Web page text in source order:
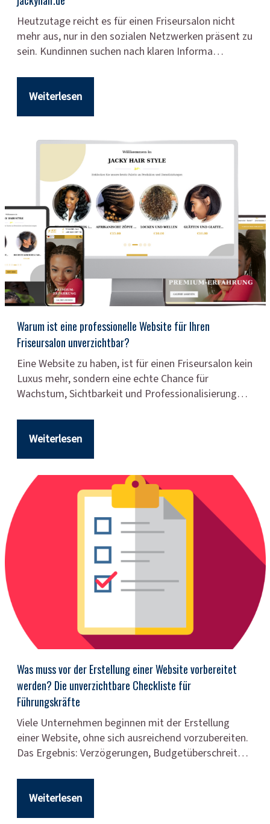
Heutzutage reicht es für einen Friseursalon nicht
mehr aus, nur in den sozialen Netzwerken präsent zu
sein. Kundinnen suchen nach klaren Informa…
Weiterlesen
Warum ist eine professionelle Website für Ihren
Friseursalon unverzichtbar?
Eine Website zu haben, ist für einen Friseursalon kein
Luxus mehr, sondern eine echte Chance für
Wachstum, Sichtbarkeit und Professionalisierung…
Weiterlesen
Was muss vor der Erstellung einer Website vorbereitet
werden? Die unverzichtbare Checkliste für
Führungskräfte
Viele Unternehmen beginnen mit der Erstellung
einer Website, ohne sich ausreichend vorzubereiten.
Das Ergebnis: Verzögerungen, Budgetüberschreit…
Weiterlesen